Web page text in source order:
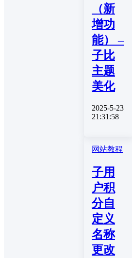
（新
增功
能） –
子比
主题
美化
2025-5-23
21:31:58
网站教程
子用
户积
分自
定义
名称
更改